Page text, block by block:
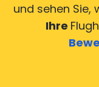
und sehen Sie,
Ihre